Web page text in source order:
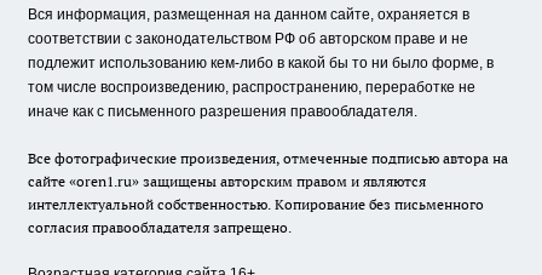
Вся информация, размещенная на данном сайте, охраняется в
соответствии с законодательством РФ об авторском праве и не
подлежит использованию кем-либо в какой бы то ни было форме, в
том числе воспроизведению, распространению, переработке не
иначе как с письменного разрешения правообладателя.
Все фотографические произведения, отмеченные подписью автора на
сайте «oren1.ru» защищены авторским правом и являются
интеллектуальной собственностью. Копирование без письменного
согласия правообладателя запрещено.